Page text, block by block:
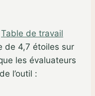
Table de travail
de 4,7 étoiles sur
les évaluateurs
l’outil :